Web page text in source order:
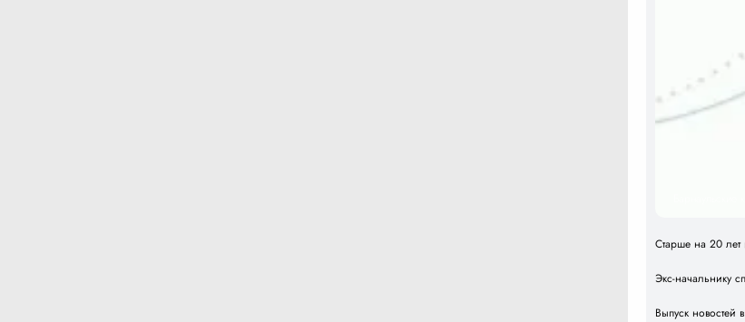
Старше на 20
Экс-начальнику
Выпуск новостей